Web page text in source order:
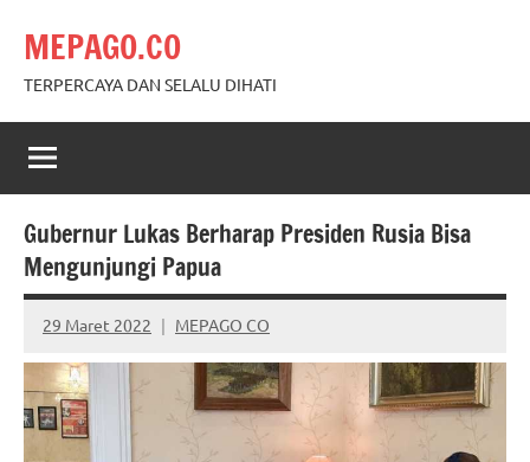
content
MEPAGO.CO
TERPERCAYA DAN SELALU DIHATI
Gubernur Lukas Berharap Presiden Rusia Bisa
Mengunjungi Papua
29 Maret 2022 MEPAGO CO
No
comments